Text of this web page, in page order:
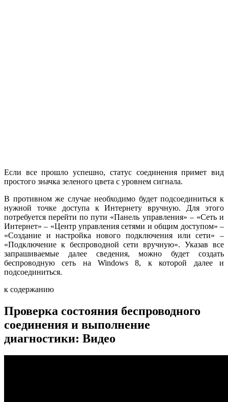
Если все прошло успешно, статус соединения примет вид
простого значка зеленого цвета с уровнем сигнала.
В противном же случае необходимо будет подсоединиться к
нужной точке доступа к Интернету вручную. Для этого
потребуется перейти по пути «Панель управления» – «Сеть и
Интернет» – «Центр управления сетями и общим доступом» –
«Создание и настройка нового подключения или сети» –
«Подключение к беспроводной сети вручную». Указав все
запрашиваемые далее сведения, можно будет создать
беспроводную сеть на Windows 8, к которой далее и
подсоединиться.
к содержанию
Проверка состояния беспроводного
соединения и выполнение
диагностики: Видео